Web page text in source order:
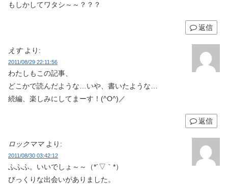
もしかしてワタシ～～？？？
返信
えす より:
2011/08/29 22:11:56
わたしもこの記事、
どこかで読んだような…いや、書いたような…
続編、楽しみにしてまーす！(^O^)／
返信
ロックママ より:
2011/08/30 03:42:12
ふふふ。いいでしょ～～（*´▽｀*）
びっくりな出会いがありました。